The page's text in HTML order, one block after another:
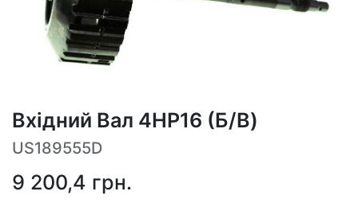
Вхідний Вал 4HP16 (Б/В)
US189555D
9 200,4 грн.